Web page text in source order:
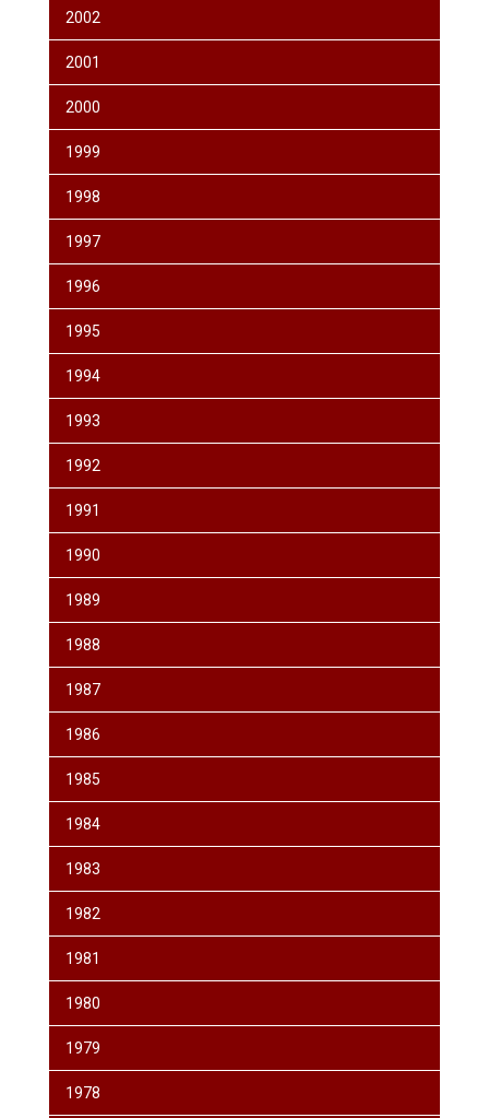
2002
2001
2000
1999
1998
1997
1996
1995
1994
1993
1992
1991
1990
1989
1988
1987
1986
1985
1984
1983
1982
1981
1980
1979
1978